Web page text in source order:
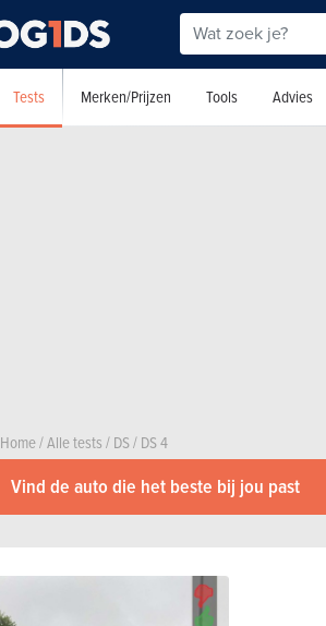
Tests Merken/Prijzen Tools Advies
Home/Alle tests/DS/DS 4
Vind de auto die het beste bij jou past